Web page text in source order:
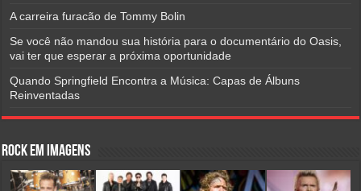
A carreira furacão de Tommy Bolin
Se você não mandou sua história para o documentário do Oasis,
vai ter que esperar a próxima oportunidade
Quando Springfield Encontra a Música: Capas de Álbuns
Reinventadas
Rock em Imagens